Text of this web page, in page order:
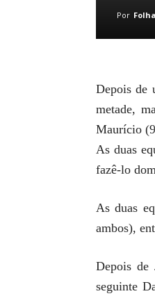
Por
Depois de
metade,
Maurício
As duas
fazê-lo
As duas
ambos),
Depois de
seguinte